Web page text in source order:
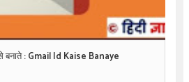
: Gmail Id Kaise Banaye